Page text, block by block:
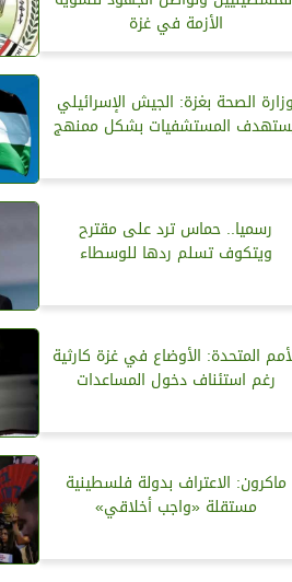
الأزمة في غزة
وزارة الصحة بغزة: الجيش الإسرائيلي
المستشفيات بشكل ممنهج
رسميا.. حماس ترد على مقترح
ويتكوف تسلم ردها للوسطاء
المتحدة: الأوضاع في غزة كارثية
رغم استئناف دخول المساعدات
ماكرون: الاعتراف بدولة فلسطينية
مستقلة «واجب أخلاقي»